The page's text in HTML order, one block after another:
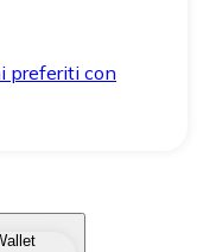
preferiti con